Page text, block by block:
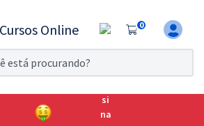
0
11
Teste grátis por 7 dias!
Passar